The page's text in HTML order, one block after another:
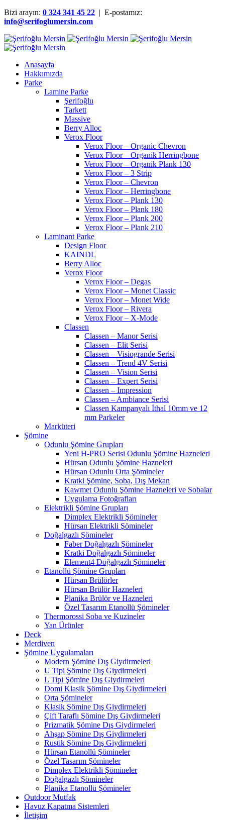
Bizi arayın: 0 324 341 45 22 | E-postamız:
info@serifoglumersin.com
Anasayfa
Hakkımızda
Parke
Lamine Parke
Şerifoğlu
Tarkett
Massive
Berry Alloc
Verox Floor
Verox Floor – Organic Chevron
Verox Floor – Organik Herringbone
Verox Floor – Organik Plank 130
Verox Floor – 3 Strip
Verox Floor – Chevron
Verox Floor – Herringbone
Verox Floor – Plank 130
Verox Floor – Plank 180
Verox Floor – Plank 200
Verox Floor – Plank 210
Laminant Parke
Design Floor
KAINDL
Berry Alloc
Verox Floor
Verox Floor – Degas
Verox Floor – Monet Classic
Verox Floor – Monet Wide
Verox Floor – Rivera
Verox Floor – X-Mode
Classen
Classen – Manor Serisi
Classen – Elit Serisi
Classen – Visiogrande Serisi
Classen – Trend 4V Serisi
Classen – Vision Serisi
Classen – Expert Serisi
Classen – Impression
Classen – Ambiance Serisi
Classen Kampanyalı İthal 10mm ve 12
mm Parkeler
Marküteri
Şömine
Odunlu Şömine Grupları
Yeni H-PRO Serisi Odunlu Şömine Hazneleri
Hürsan Odunlu Şömine Hazneleri
Hürsan Odunlu Orta Şömineler
Kratki Şömine, Soba, Dış Mekan
Kawmet Odunlu Şömine Hazneleri ve Sobalar
Uygulama Fotoğrafları
Elektrikli Şömine Grupları
Dimplex Elektrikli Şömineler
Hürsan Elektrikli Şömineler
Doğalgazlı Şömineler
Faber Doğalgazlı Şömineler
Kratki Doğalgazlı Şömineler
Element4 Doğalgazlı Şömineler
Etanollü Şömine Grupları
Hürsan Brülörler
Hürsan Brülör Hazneleri
Planika Brülör ve Hazneleri
Özel Tasarım Etanollü Şömineler
Thermorossi Soba ve Kuzineler
Yan Ürünler
Deck
Merdiven
Şömine Uygulamaları
Modern Şömine Dış Giydirmeleri
U Tipi Şömine Dış Giydirmeleri
L Tipi Şömine Dış Giydirmeleri
Domi Klasik Şömine Dış Giydirmeleri
Orta Şömineler
Klasik Şömine Dış Giydirmeleri
Çift Taraflı Şömine Dış Giydirmeleri
Prizmatik Şömine Dış Giydirmeleri
Ahşap Şömine Dış Giydirmeleri
Rustik Şömine Dış Giydirmeleri
Hürsan Etanollü Şömineler
Özel Tasarım Şömineler
Dimplex Elektrikli Şömineler
Doğalgazlı Şömineler
Planika Etanollü Şömineler
Outdoor Mutfak
Havuz Kapatma Sistemleri
İletişim